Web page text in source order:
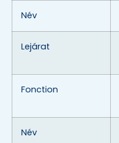
Név
Lejárat
Fonction
Név